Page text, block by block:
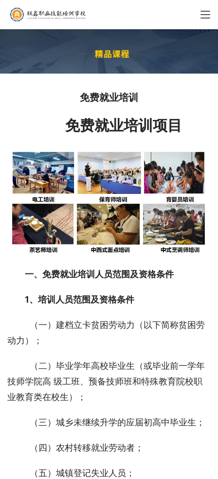
免费就业培训
免费就业培训项目
一、免费就业培训人员范围及资格条件
1、培训人员范围及资格条件
（一）建档立卡贫困劳动力（以下简称贫困劳
动力）；
（二）毕业学年高校毕业生（或毕业前一学年
技师学院高 级工班、预备技师班和特殊教育院校职
业教育类在校生）；
（三）城乡未继续升学的应届初高中毕业生；
  （四）农村转移就业劳动者；
（五）城镇登记失业人员；